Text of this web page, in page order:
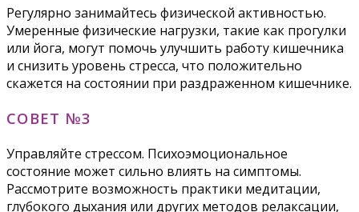
Регулярно занимайтесь физической активностью.
Умеренные физические нагрузки, такие как прогулки
или йога, могут помочь улучшить работу кишечника
и снизить уровень стресса, что положительно
скажется на состоянии при раздраженном кишечнике.
СОВЕТ №3
Управляйте стрессом. Психоэмоциональное
состояние может сильно влиять на симптомы.
Рассмотрите возможность практики медитации,
глубокого дыхания или других методов релаксации,